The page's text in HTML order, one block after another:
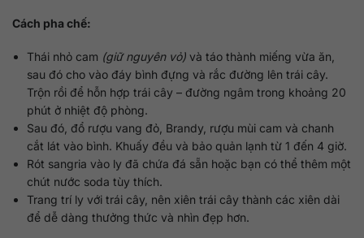
Cách pha chế:
Thái nhỏ cam (giữ nguyên vỏ) và táo thành miếng vừa ăn,
sau đó cho vào đáy bình đựng và rắc đường lên trái cây.
Trộn rồi để hỗn hợp trái cây – đường ngâm trong khoảng 20
phút ở nhiệt độ phòng.
Sau đó, đổ rượu vang đỏ, Brandy, rượu mùi cam và chanh
cắt lát vào bình. Khuấy đều và bảo quản lạnh từ 1 đến 4 giờ.
Rót sangria vào ly đã chứa đá sẵn hoặc bạn có thể thêm một
chút nước soda tùy thích.
Trang trí ly với trái cây, nên xiên trái cây thành các xiên dài
để dễ dàng thưởng thức và nhìn đẹp hơn.